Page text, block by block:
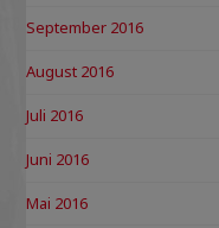
September 2016
August 2016
Juli 2016
Juni 2016
Mai 2016